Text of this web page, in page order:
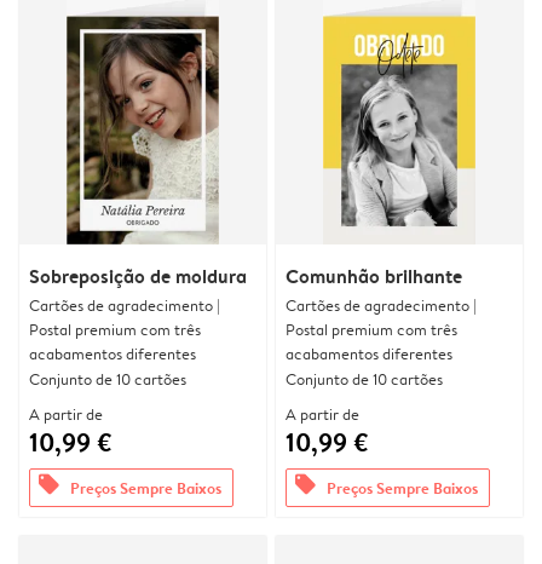
Sobreposição de moldura
Cartões de agradecimento |
Postal premium com três
acabamentos diferentes
Conjunto de 10 cartões
A partir de
10,99 €
offers Preços Sempre Baixos
Comunhão brilhante
Cartões de agradecimento |
Postal premium com três
acabamentos diferentes
Conjunto de 10 cartões
A partir de
10,99 €
offers Preços Sempre Baixos